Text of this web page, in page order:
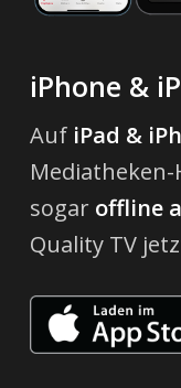
iPhone &
Auf iPad &
sogar offline
Quality TV